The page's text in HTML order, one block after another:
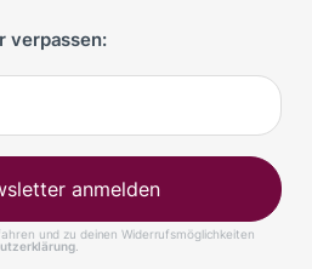
verpassen:
anmelden
und zu deinen Widerrufsmöglichkeiten
.